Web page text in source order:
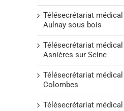
Télésecrétariat médical
Aulnay sous bois
Télésecrétariat médical
Asnières sur Seine
Télésecrétariat médical
Colombes
Télésecrétariat médical